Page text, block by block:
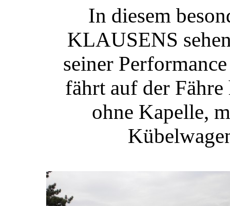
In diesem
KLAUSENS
seiner
fährt auf der
ohne Kapelle,